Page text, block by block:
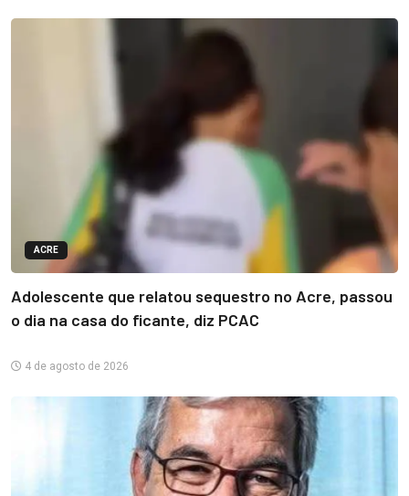
ACRE
Adolescente que relatou sequestro no Acre, passou
o dia na casa do ficante, diz PCAC
4 de agosto de 2026